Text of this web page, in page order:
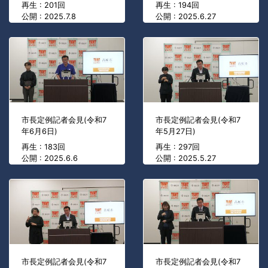
再生 : 201回
公開 : 2025.7.8
再生 : 194回
公開 : 2025.6.27
市長定例記者会見(令和7
年6月6日)
再生 : 183回
公開 : 2025.6.6
市長定例記者会見(令和7
年5月27日)
再生 : 297回
公開 : 2025.5.27
市長定例記者会見(令和7
市長定例記者会見(令和7